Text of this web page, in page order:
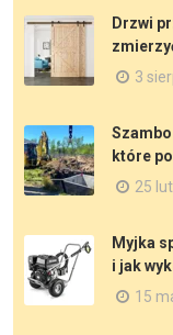
Drzwi
3
które
25
Myjka
i jak
15